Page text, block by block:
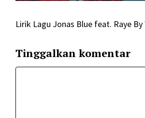
Lirik Lagu Jonas Blue feat. Raye
Tinggalkan komentar